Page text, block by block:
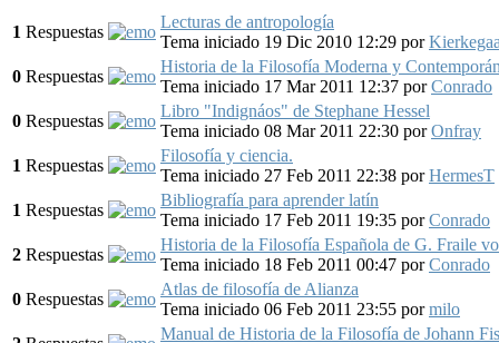
1 Respuestas
Lecturas de antropología
Tema iniciado 19 Dic 2010 12:29 por
0 Respuestas
Historia de la Filosofía Moderna y
Tema iniciado 17 Mar 2011 12:37 porConrado
0 Respuestas
Libro "Indignáos" de Stephane Hessel
Tema iniciado 08 Mar 2011 22:30 porOnfray
1 Respuestas
Filosofía y ciencia.
Tema iniciado 27 Feb 2011 22:38 porHermesT
1 Respuestas
Bibliografía para aprender latín
Tema iniciado 17 Feb 2011 19:35 porConrado
2 Respuestas
Historia de la Filosofía Española de G. Fraile
Tema iniciado 18 Feb 2011 00:47 porConrado
0 Respuestas
Atlas de filosofía de Alianza
Tema iniciado 06 Feb 2011 23:55 pormilo
Manual de Historia de la Filosofía de Johann